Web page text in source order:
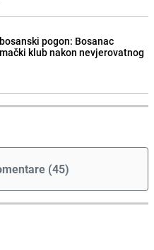
pogon: Bosanac
klub nakon nevjerovatnog
(45)